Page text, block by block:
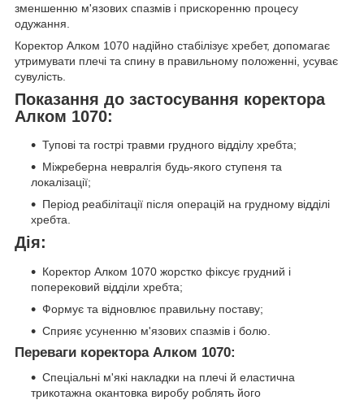
зменшенню м'язових спазмів і прискоренню процесу
одужання.
Коректор Алком 1070 надійно стабілізує хребет, допомагає
утримувати плечі та спину в правильному положенні, усуває
сувулість.
Показання до застосування коректора
Алком 1070:
Тупові та гострі травми грудного відділу хребта;
Міжреберна невралгія будь-якого ступеня та
локалізації;
Період реабілітації після операцій на грудному відділі
хребта.
Дія:
Коректор Алком 1070 жорстко фіксує грудний і
поперековий відділи хребта;
Формує та відновлює правильну поставу;
Сприяє усуненню м'язових спазмів і болю.
Переваги коректора Алком 1070:
Спеціальні м'які накладки на плечі й еластична
трикотажна окантовка виробу роблять його